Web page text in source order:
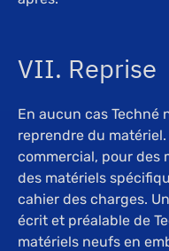
VII. Reprise
En aucun cas Techné
reprendre du matériel.
commercial, pour des
des matériels
cahier des charges.
écrit et préalable de
matériels neufs en